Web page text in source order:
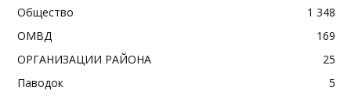
Общество
1 348
ОМВД
169
ОРГАНИЗАЦИИ РАЙОНА
25
Паводок
5